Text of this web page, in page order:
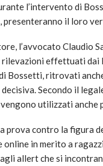
l’intervento di
presenteranno il loro
l’avvocato Claudio
effettuati dai
Bossetti, ritrovati
Secondo il
utilizzati
prova contro la figura
online in merito a
allert che si